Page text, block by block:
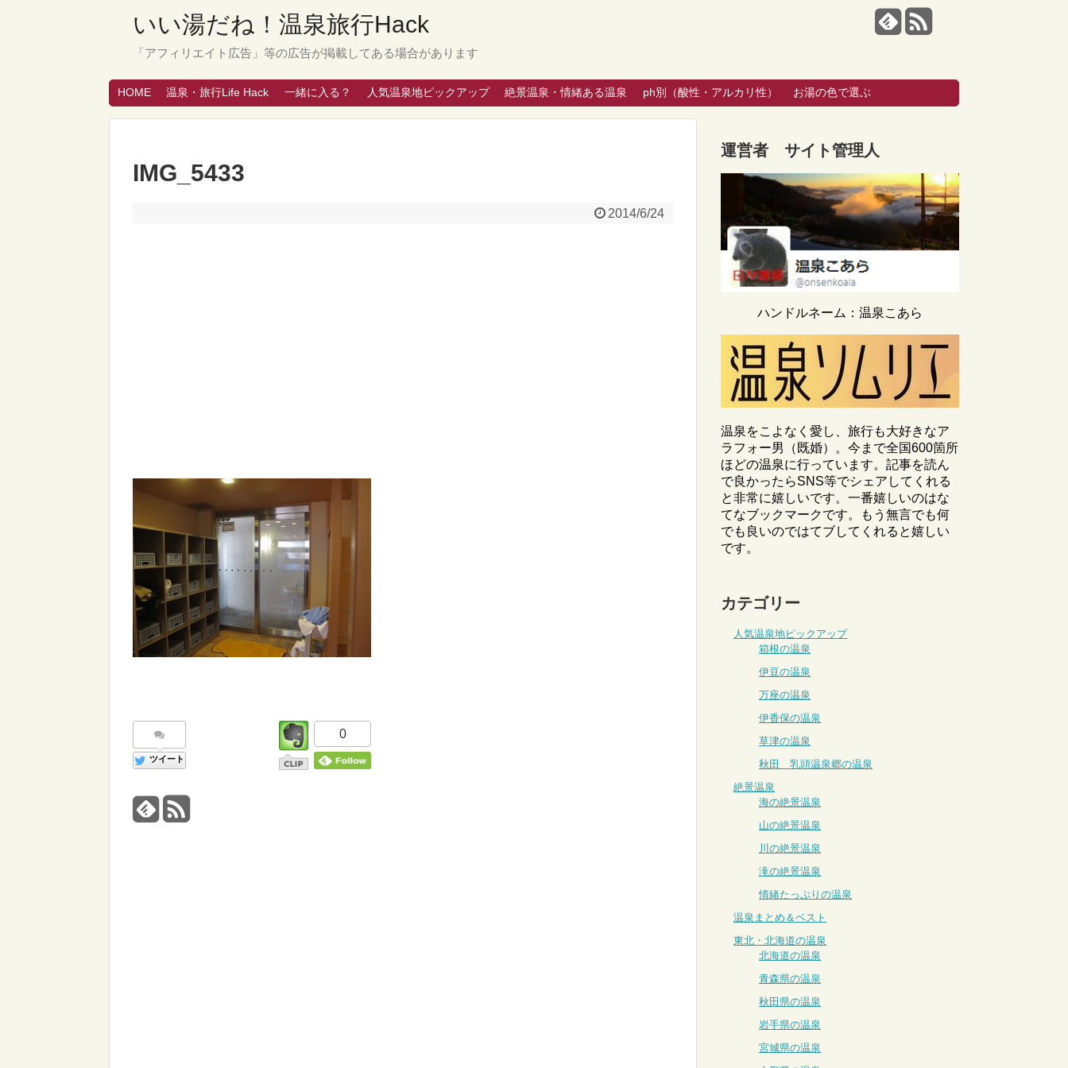
いい湯だね！温泉旅行Hack
「アフィリエイト広告」等の広告が掲載してある場合があります
HOME 温泉・旅行Life Hack 一緒に入る？ 人気温泉地ピックアップ 絶景温泉・情緒ある温泉 ph別（酸性・アルカリ性） お湯の色で選ぶ
IMG_5433
2014/6/24
ツイート
0
運営者 サイト管理人
ハンドルネーム：温泉こあら
温泉をこよなく愛し、旅行も大好きなア
ラフォー男（既婚）。今まで全国600箇所
ほどの温泉に行っています。記事を読ん
で良かったらSNS等でシェアしてくれる
と非常に嬉しいです。一番嬉しいのはな
てなブックマークです。もう無言でも何
でも良いのではてブしてくれると嬉しい
です。
カテゴリー
人気温泉地ピックアップ
箱根の温泉
伊豆の温泉
万座の温泉
伊香保の温泉
草津の温泉
秋田 乳頭温泉郷の温泉
絶景温泉
海の絶景温泉
山の絶景温泉
川の絶景温泉
滝の絶景温泉
情緒たっぷりの温泉
温泉まとめ＆ベスト
東北・北海道の温泉
北海道の温泉
青森県の温泉
秋田県の温泉
岩手県の温泉
宮城県の温泉